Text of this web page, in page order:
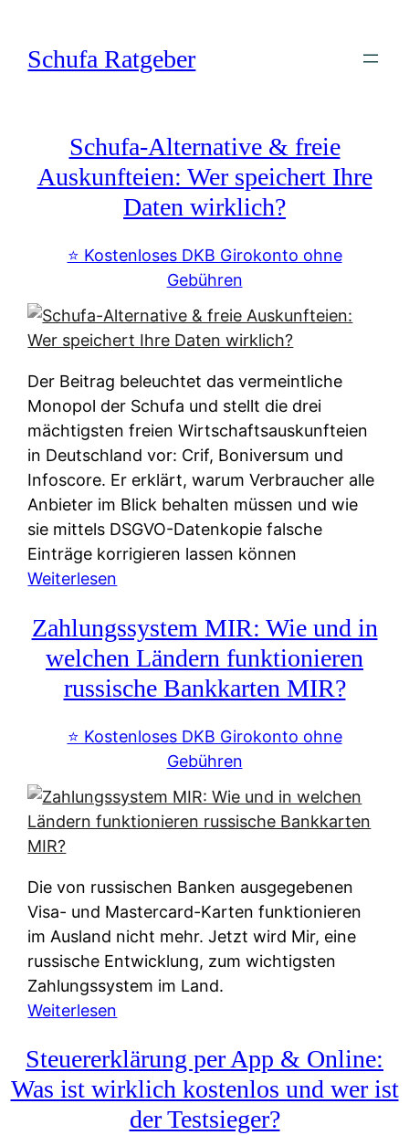
springen
Schufa Ratgeber
Schufa-Alternative & freie
Auskunfteien: Wer speichert Ihre
Daten wirklich?
⭐️ Kostenloses DKB Girokonto ohne
Gebühren
Der Beitrag beleuchtet das vermeintliche
Monopol der Schufa und stellt die drei
mächtigsten freien Wirtschaftsauskunfteien
in Deutschland vor: Crif, Boniversum und
Infoscore. Er erklärt, warum Verbraucher alle
Anbieter im Blick behalten müssen und wie
sie mittels DSGVO-Datenkopie falsche
Einträge korrigieren lassen können
Weiterlesen
c
h
u
f
-
l
t
n
a
t
i
v
e
&
f
r
Zahlungssystem MIR: Wie und in
welchen Ländern funktionieren
russische Bankkarten MIR?
⭐️ Kostenloses DKB Girokonto ohne
Gebühren
Die von russischen Banken ausgegebenen
Visa- und Mastercard-Karten funktionieren
im Ausland nicht mehr. Jetzt wird Mir, eine
russische Entwicklung, zum wichtigsten
Zahlungssystem im Land.
Weiterlesen
a
h
Steuererklärung per App & Online:
Was ist wirklich kostenlos und wer ist
der Testsieger?